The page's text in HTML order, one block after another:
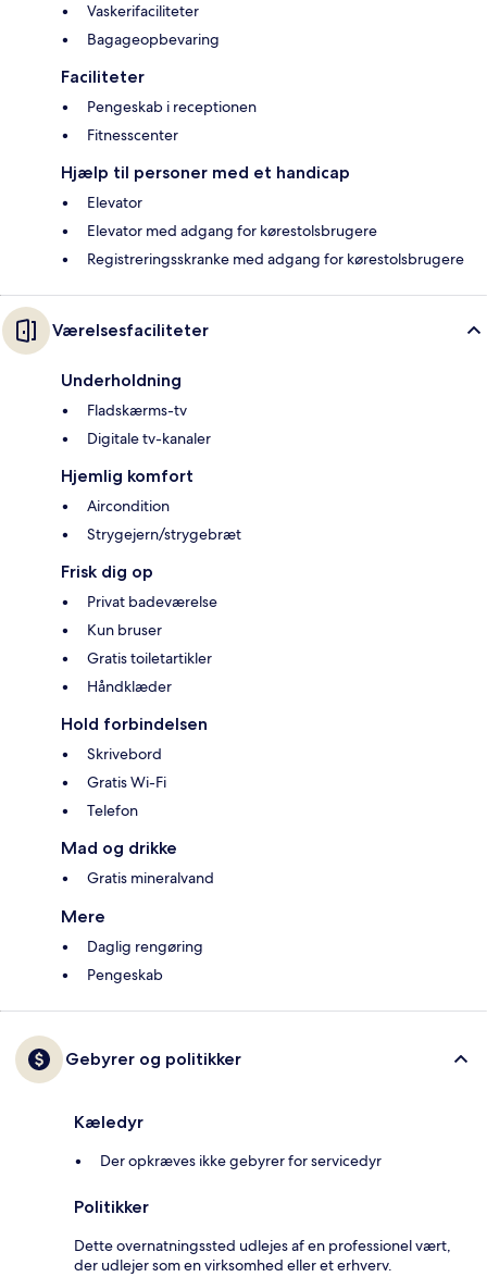
Vaskerifaciliteter
Bagageopbevaring
Faciliteter
Pengeskab i receptionen
Fitnesscenter
Hjælp til personer med et handicap
Elevator
Elevator med adgang for kørestolsbrugere
Registreringsskranke med adgang for kørestolsbrugere
Værelsesfaciliteter
Underholdning
Fladskærms-tv
Digitale tv-kanaler
Hjemlig komfort
Aircondition
Strygejern/strygebræt
Frisk dig op
Privat badeværelse
Kun bruser
Gratis toiletartikler
Håndklæder
Hold forbindelsen
Skrivebord
Gratis Wi-Fi
Telefon
Mad og drikke
Gratis mineralvand
Mere
Daglig rengøring
Pengeskab
Gebyrer og politikker
Kæledyr
Der opkræves ikke gebyrer for servicedyr
Politikker
Dette overnatningssted udlejes af en professionel vært,
der udlejer som en virksomhed eller et erhverv.